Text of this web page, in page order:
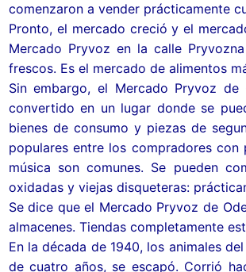
Odesa
de Odesa
de Odesa
Zonas verdes
histórico
Las composiciones
de Odesa
y los Descensos
murales
Las piscinas de playa
zoológicos
de Odesa
y de entretenimiento
en Odesa. Las estaciones
Odesa. El aeropuerto
urbano. El taxi
urbano en Odesa
hacer en Kryvyi Rih
hacer en Zaporiyia
hacer en la región de Zhytómyr
hacer en Umán
saber sobre el toque de queda
durante una alerta aérea
encuentra atrapado bajo los
comenzaron a vender prácticamente
Pronto, el mercado creció y el
Mercado Pryvoz en la calle
frescos. Es el mercado de alimentos
Sin embargo, el Mercado Pryvoz
convertido en un lugar donde se
bienes de consumo y piezas de
populares entre los compradores
música son comunes. Se pueden
oxidadas y viejas disqueteras:
Se dice que el Mercado Pryvoz de
almacenes. Tiendas completamente
En la década de 1940, los animales
de cuatro años, se escapó. Corrió